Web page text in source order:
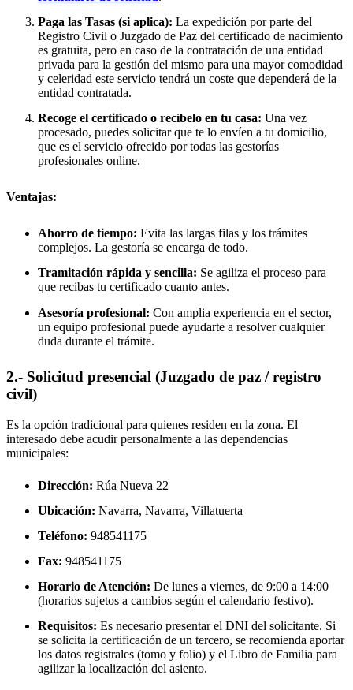
Paga las Tasas (si aplica): La expedición por parte del
Registro Civil o Juzgado de Paz del certificado de nacimiento
es gratuita, pero en caso de la contratación de una entidad
privada para la gestión del mismo para una mayor comodidad
y celeridad este servicio tendrá un coste que dependerá de la
entidad contratada.
Recoge el certificado o recíbelo en tu casa: Una vez
procesado, puedes solicitar que te lo envíen a tu domicilio,
que es el servicio ofrecido por todas las gestorías
profesionales online.
Ventajas:
Ahorro de tiempo: Evita las largas filas y los trámites
complejos. La gestoría se encarga de todo.
Tramitación rápida y sencilla: Se agiliza el proceso para
que recibas tu certificado cuanto antes.
Asesoría profesional: Con amplia experiencia en el sector,
un equipo profesional puede ayudarte a resolver cualquier
duda durante el trámite.
2.- Solicitud presencial (Juzgado de paz / registro
civil)
Es la opción tradicional para quienes residen en la zona. El
interesado debe acudir personalmente a las dependencias
municipales:
Dirección: Rúa Nueva 22
Ubicación: Navarra, Navarra, Villatuerta
Teléfono: 948541175
Fax: 948541175
Horario de Atención: De lunes a viernes, de 9:00 a 14:00
(horarios sujetos a cambios según el calendario festivo).
Requisitos: Es necesario presentar el DNI del solicitante. Si
se solicita la certificación de un tercero, se recomienda aportar
los datos registrales (tomo y folio) y el Libro de Familia para
agilizar la localización del asiento.